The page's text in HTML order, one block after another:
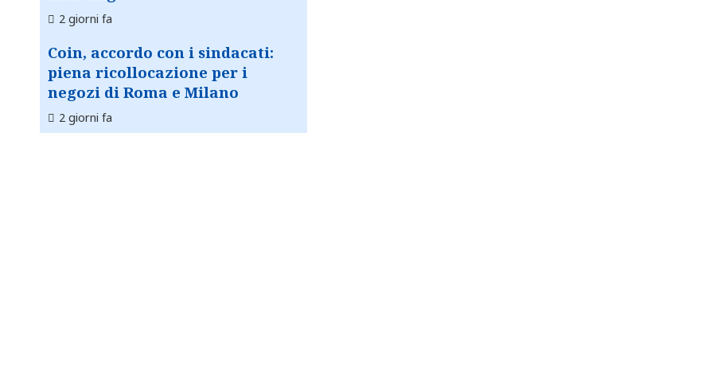
2 giorni fa
Coin, accordo con i sindacati:
piena ricollocazione per i
negozi di Roma e Milano
2 giorni fa